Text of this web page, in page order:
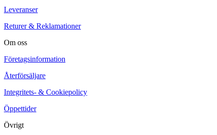
Leveranser
Returer & Reklamationer
Om oss
Företagsinformation
Återförsäljare
Integritets- & Cookiepolicy
Öppettider
Övrigt